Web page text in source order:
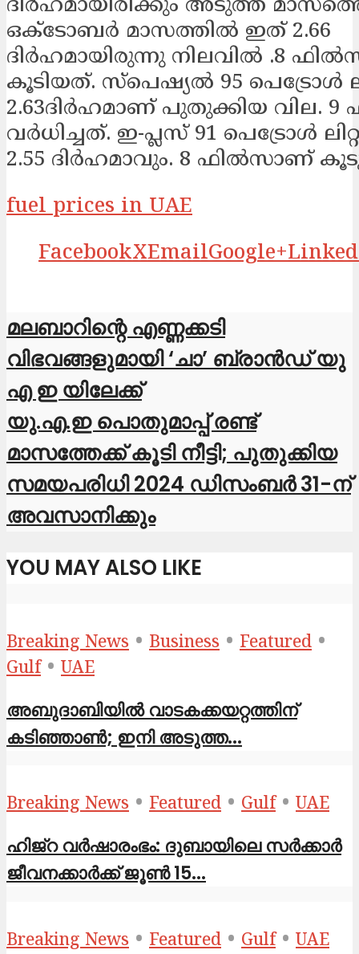
ദിർഹമായിരിക്കും അടുത്ത
ഒക്ടോബർ മാസത്തിൽ ഇത് 2.66
ദിർഹമായിരുന്നു നിലവിൽ .8
കൂടിയത്. സ്പെഷ്യൽ 95 പെട്രോൾ
2.63ദിർഹമാണ് പുതുക്കിയ വില.
വർധിച്ചത്. ഇ-പ്ലസ് 91 പെട്രോൾ
2.55 ദിർഹമാവും. 8 ഫിൽസാണ്
fuel prices in UAE
FacebookXEmailGoogle+
മലബാറിന്റെ എണ്ണക്കടി
വിഭവങ്ങളുമായി ‘ചാ’ ബ്രാൻഡ് യു
എ ഇ യിലേക്ക്
യു.എ.ഇ പൊതുമാപ്പ് രണ്ട്
മാസത്തേക്ക് കൂടി നീട്ടി; പുതുക്കിയ
സമയപരിധി 2024 ഡിസംബർ 31-ന്
അവസാനിക്കും
YOU MAY ALSO LIKE
Breaking News • Business • Featured •
Gulf • UAE
അബുദാബിയിൽ വാടകക്കയറ്റത്തിന്
കടിഞ്ഞാൺ; ഇനി അടുത്ത...
Breaking News • Featured • Gulf • UAE
ഹിജ്‌റ വർഷാരംഭം: ദുബായിലെ സർക്കാർ
ജീവനക്കാർക്ക് ജൂൺ 15...
Breaking News • Featured • Gulf • UAE